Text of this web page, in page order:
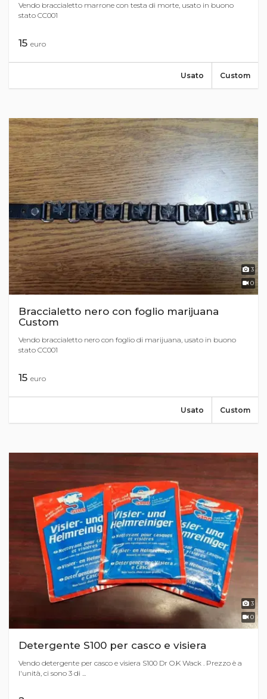
Vendo braccialetto marrone con testa di morte, usato in buono
stato CC001
15 euro
Custom
Usato
3
0
Braccialetto nero con foglio marijuana
Custom
Vendo braccialetto nero con foglio di marijuana, usato in buono
stato CC001
15 euro
Custom
Usato
3
0
Detergente S100 per casco e visiera
Vendo detergente per casco e visiera S100 Dr O.K Wack . Prezzo è a
l'unità, ci sono 3 di ...